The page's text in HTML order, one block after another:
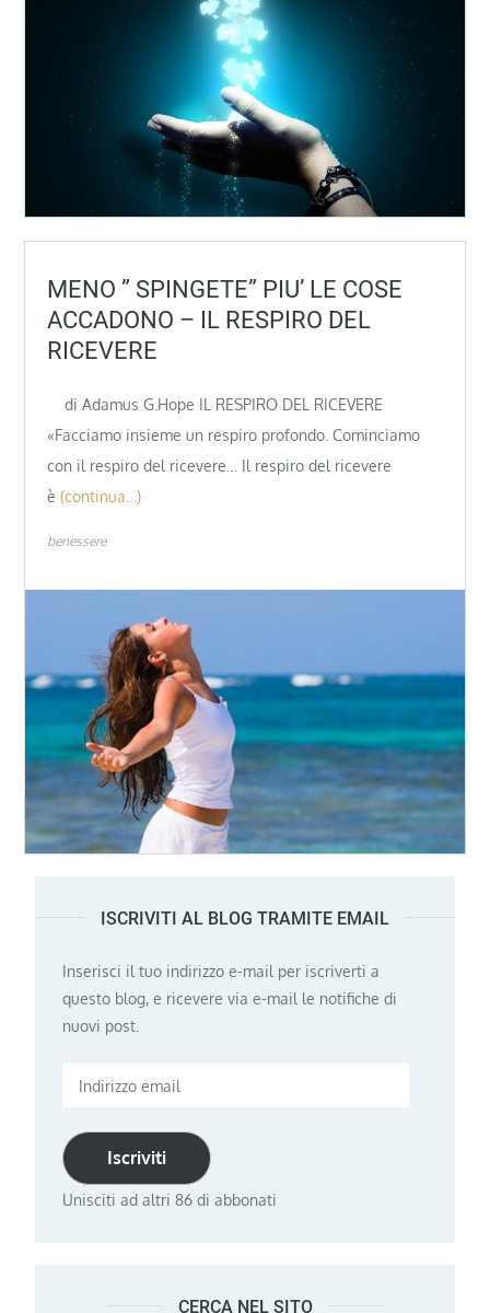
MENO ” SPINGETE” PIU’ LE COSE
ACCADONO – IL RESPIRO DEL
RICEVERE
di Adamus G.Hope IL RESPIRO DEL RICEVERE
«Facciamo insieme un respiro profondo. Cominciamo
con il respiro del ricevere… Il respiro del ricevere
è (continua…)
benessere
ISCRIVITI AL BLOG TRAMITE EMAIL
Inserisci il tuo indirizzo e-mail per iscriverti a
questo blog, e ricevere via e-mail le notifiche di
nuovi post.
Indirizzo
Iscriviti
Unisciti ad altri 86 di abbonati
CERCA NEL SITO